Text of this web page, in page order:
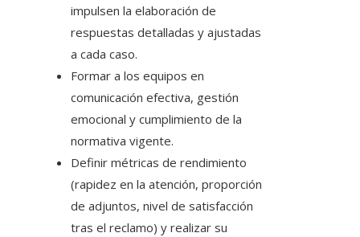
impulsen la elaboración de
respuestas detalladas y ajustadas
a cada caso.
Formar a los equipos en
comunicación efectiva, gestión
emocional y cumplimiento de la
normativa vigente.
Definir métricas de rendimiento
(rapidez en la atención, proporción
de adjuntos, nivel de satisfacción
tras el reclamo) y realizar su